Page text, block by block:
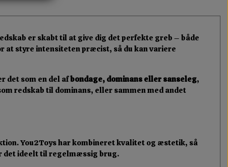
er skabt til at give dig det perfekte greb – både
at styre intensiteten præcist, så du kan variere
det som en del afbondage, dominans eller sanseleg,
redskab til dominans, eller sammen med andet
You2Toys har kombineret kvalitet og æstetik, så
det ideelt til regelmæssig brug.